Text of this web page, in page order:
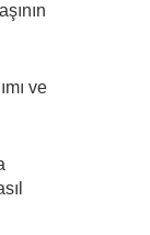
ve